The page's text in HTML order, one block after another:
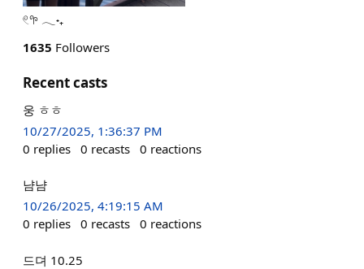
𓏲𖧧 𓂃˖₊
1635 Followers
Recent casts
웅 ㅎㅎ
10/27/2025, 1:36:37 PM
0 replies 0 recasts 0 reactions
냠냠
10/26/2025, 4:19:15 AM
0 replies 0 recasts 0 reactions
드뎌 10.25